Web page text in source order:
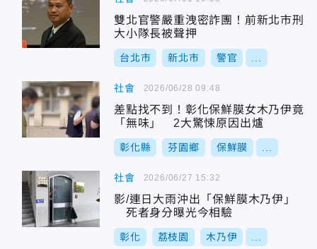
雙北官警嚴重洩密詐團！前新北市刑
大小隊長被聲押
台北市 新北市 警官
社會
差點找不到！彰化保鮮膜女木乃伊竟
「無味」 2大驚悚原因出爐
彰化縣 芬園鄉 保鮮膜
2026/06/28 09:48
社會
影/連日大雨沖出「保鮮膜木乃伊」
死者身分曝光今相驗
彰化 荔枝園 木乃伊
2026/06/27 15:32